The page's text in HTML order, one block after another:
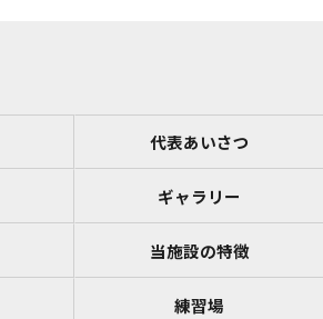
代表あいさつ
ギャラリー
当施設の特徴
練習場